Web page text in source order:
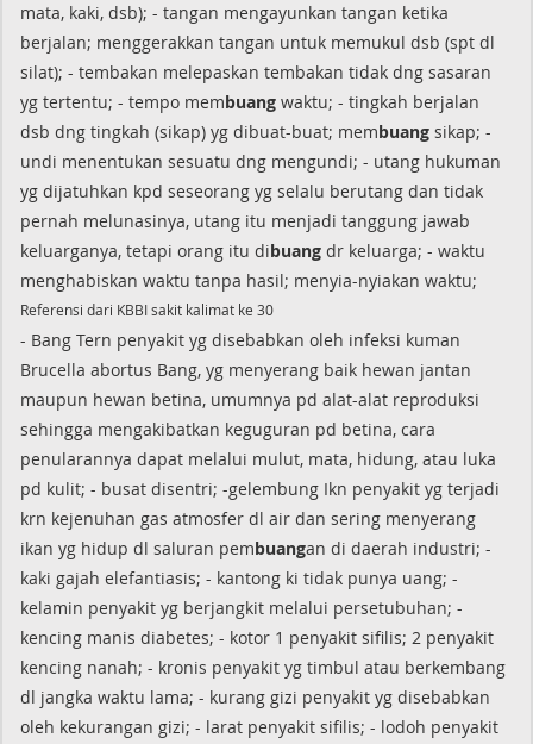
mata, kaki, dsb); - tangan mengayunkan tangan ketika
berjalan; menggerakkan tangan untuk memukul dsb (spt dl
silat); - tembakan melepaskan tembakan tidak dng sasaran
yg tertentu; - tempo membuang waktu; - tingkah berjalan
dsb dng tingkah (sikap) yg dibuat-buat; membuang sikap; -
undi menentukan sesuatu dng mengundi; - utang hukuman
yg dijatuhkan kpd seseorang yg selalu berutang dan tidak
pernah melunasinya, utang itu menjadi tanggung jawab
keluarganya, tetapi orang itu dibuang dr keluarga; - waktu
menghabiskan waktu tanpa hasil; menyia-nyiakan waktu;
Referensi dari KBBI sakit kalimat ke 30
- Bang Tern penyakit yg disebabkan oleh infeksi kuman
Brucella abortus Bang, yg menyerang baik hewan jantan
maupun hewan betina, umumnya pd alat-alat reproduksi
sehingga mengakibatkan keguguran pd betina, cara
penularannya dapat melalui mulut, mata, hidung, atau luka
pd kulit; - busat disentri; -gelembung Ikn penyakit yg terjadi
krn kejenuhan gas atmosfer dl air dan sering menyerang
ikan yg hidup dl saluran pembuangan di daerah industri; -
kaki gajah elefantiasis; - kantong ki tidak punya uang; -
kelamin penyakit yg berjangkit melalui persetubuhan; -
kencing manis diabetes; - kotor 1 penyakit sifilis; 2 penyakit
kencing nanah; - kronis penyakit yg timbul atau berkembang
dl jangka waktu lama; - kurang gizi penyakit yg disebabkan
oleh kekurangan gizi; - larat penyakit sifilis; - lodoh penyakit